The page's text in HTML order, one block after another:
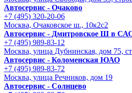
Автосервис - Очаково
+7 (495) 320-20-06
Москва, Очаковское ш., 10к2с2
Автосервис - Дмитровское Ш в
+7 (495) 989-83-12
Москва, улица Дубнинская, дом 75,
Автосервис - Коломенская ЮАО
+7 (495) 989-83-72
Москва, улица Речников, дом 19
Автосервис - Солнцево